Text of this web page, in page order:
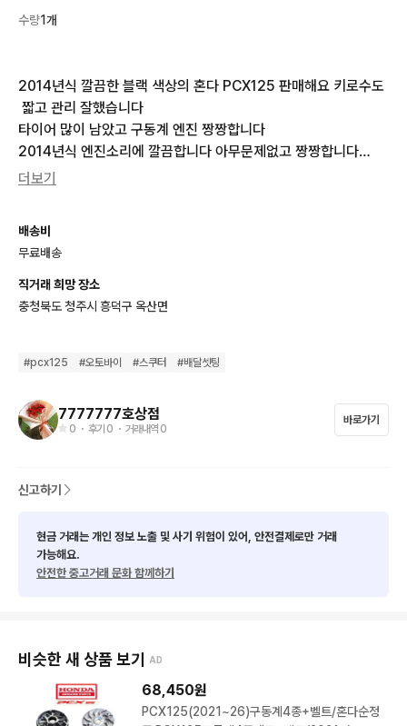
수량1개
2014년식 깔끔한 블랙 색상의 혼다 PCX125 판매해요 키로수도
짧고 관리 잘했습니다
타이어 많이 남았고 구동계 엔진 짱짱합니다
2014년식 엔진소리에 깔끔합니다 아무문제없고 짱짱합니다
21,xxxkm 주행했고, 꼼꼼하게 관리했어요
배터리도 좋고 1발시동 바로되고 속도 잘나갑니다
탁송도 가능하십니다 탁송비는 구매자분 부담입니다
핸들열선 완전좋고 앞카울 왼쪽 사용흔적 빼곤 깨끗합니다
중고특성상 환불 안됩니다 양심있는 에눌만 찔러주세요
더보기
배송비
무료배송
직거래 희망 장소
충청북도 청주시 흥덕구 옥산면
#pcx125 #오토바이 #스쿠터 #배달셋팅
7777777호상점
0 ・ 후기 0 ・ 거래내역 0
바로가기
신고하기
현금 거래는 개인 정보 노출 및 사기 위험이 있어, 안전결제로만 거래
가능해요.
안전한 중고거래 문화 함께하기
비슷한 새 상품 보기 AD
68,450원
PCX125(2021~26)구동계4종+벨트/혼다순정